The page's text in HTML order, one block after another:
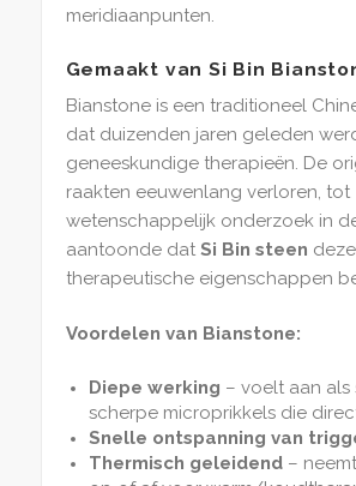
meridiaanpunten.
Gemaakt van Si Bin
Bianstone is een traditioneel
dat duizenden jaren geleden
geneeskundige therapieën. De
raakten eeuwenlang verloren, tot
wetenschappelijk onderzoek in
aantoonde dat Si Bin steen
therapeutische eigenschappen
Voordelen van Bianstone:
Diepe werking – voelt aan als
scherpe microprikkels die
Snelle ontspanning van
Thermisch geleidend –